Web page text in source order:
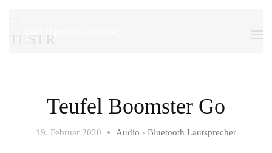
Teufel Boomster Go
19. Februar 2020 Audio › Bluetooth Lautsprecher